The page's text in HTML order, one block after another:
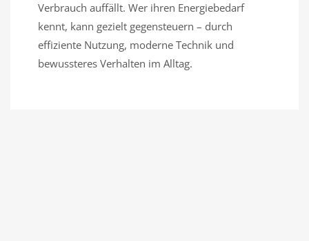
Verbrauch auffällt. Wer ihren Energiebedarf
kennt, kann gezielt gegensteuern – durch
effiziente Nutzung, moderne Technik und
bewussteres Verhalten im Alltag.